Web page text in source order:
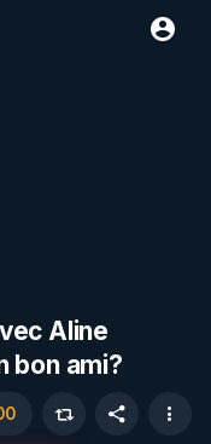
Aline
bon ami?